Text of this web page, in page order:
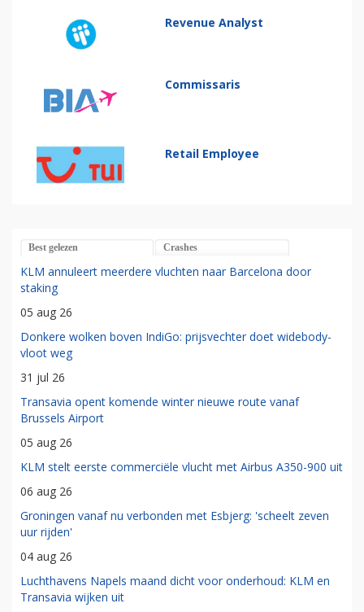
Revenue Analyst
Commissaris
Retail Employee
Best gelezen Crashes
KLM annuleert meerdere vluchten naar Barcelona door
staking
05 aug 26
Donkere wolken boven IndiGo: prijsvechter doet widebody-
vloot weg
31 jul 26
Transavia opent komende winter nieuwe route vanaf
Brussels Airport
05 aug 26
KLM stelt eerste commerciële vlucht met Airbus A350-900 uit
06 aug 26
Groningen vanaf nu verbonden met Esbjerg: 'scheelt zeven
uur rijden'
04 aug 26
Luchthavens Napels maand dicht voor onderhoud: KLM en
Transavia wijken uit